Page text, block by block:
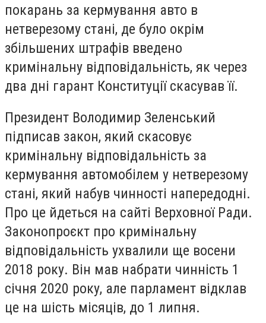
покарань за кермування авто в
нетверезому стані, де було окрім
збільшених штрафів введено
кримінальну відповідальність, як через
два дні гарант Конституції скасував її.
Президент Володимир Зеленський
підписав закон, який скасовує
кримінальну відповідальність за
кермування автомобілем у нетверезому
стані, який набув чинності напередодні.
Про це йдеться на сайті Верховної Ради.
Законопроєкт про кримінальну
відповідальність ухвалили ще восени
2018 року. Він мав набрати чинність 1
січня 2020 року, але парламент відклав
це на шість місяців, до 1 липня.